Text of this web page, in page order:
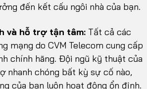
đến kết cấu ngôi nhà của bạn.
và hỗ trợ tận tâm: Tất cả các
mạng do CVM Telecom cung cấp
chính hãng. Đội ngũ kỹ thuật của
nhanh chóng bất kỳ sự cố nào,
của bạn luôn hoạt động ổn định.